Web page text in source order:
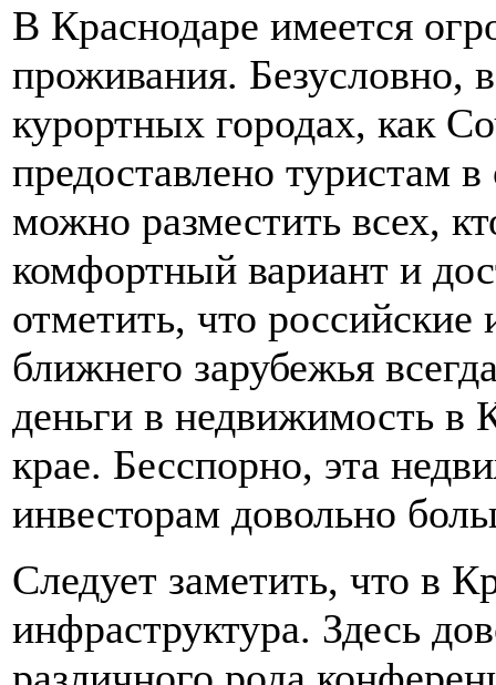
В Краснодаре имеется
проживания. Безусловно,
курортных городах, как
предоставлено туристам
можно разместить всех,
комфортный вариант и
отметить, что
ближнего зарубежья
деньги в недвижимость в
крае. Бесспорно, эта
инвесторам довольно
Следует заметить, что в
инфраструктура. Здесь